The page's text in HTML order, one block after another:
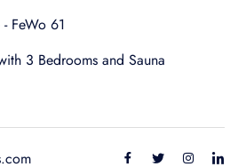
FeWo 61
3 Bedrooms and Sauna